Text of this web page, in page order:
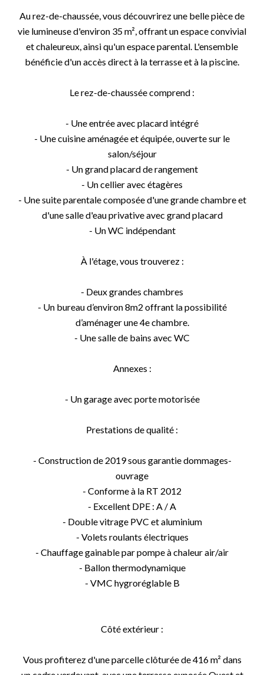
Au rez-de-chaussée, vous découvrirez une belle pièce de
vie lumineuse d'environ 35 m², offrant un espace convivial
et chaleureux, ainsi qu'un espace parental. L'ensemble
bénéficie d'un accès direct à la terrasse et à la piscine.
Le rez-de-chaussée comprend :
- Une entrée avec placard intégré
- Une cuisine aménagée et équipée, ouverte sur le
salon/séjour
- Un grand placard de rangement
- Un cellier avec étagères
- Une suite parentale composée d'une grande chambre et
d'une salle d'eau privative avec grand placard
- Un WC indépendant
À l'étage, vous trouverez :
- Deux grandes chambres
- Un bureau d’environ 8m2 offrant la possibilité
d’aménager une 4e chambre.
- Une salle de bains avec WC
Annexes :
- Un garage avec porte motorisée
Prestations de qualité :
- Construction de 2019 sous garantie dommages-
ouvrage
- Conforme à la RT 2012
- Excellent DPE : A / A
- Double vitrage PVC et aluminium
- Volets roulants électriques
- Chauffage gainable par pompe à chaleur air/air
- Ballon thermodynamique
- VMC hygroréglable B
Côté extérieur :
Vous profiterez d'une parcelle clôturée de 416 m² dans